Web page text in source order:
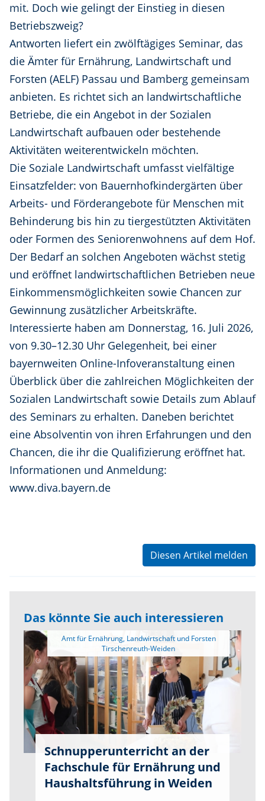
mit. Doch wie gelingt der Einstieg in diesen
Betriebszweig?
Antworten liefert ein zwölftägiges Seminar, das
die Ämter für Ernährung, Landwirtschaft und
Forsten (AELF) Passau und Bamberg gemeinsam
anbieten. Es richtet sich an landwirtschaftliche
Betriebe, die ein Angebot in der Sozialen
Landwirtschaft aufbauen oder bestehende
Aktivitäten weiterentwickeln möchten.
Die Soziale Landwirtschaft umfasst vielfältige
Einsatzfelder: von Bauernhofkindergärten über
Arbeits- und Förderangebote für Menschen mit
Behinderung bis hin zu tiergestützten Aktivitäten
oder Formen des Seniorenwohnens auf dem Hof.
Der Bedarf an solchen Angeboten wächst stetig
und eröffnet landwirtschaftlichen Betrieben neue
Einkommensmöglichkeiten sowie Chancen zur
Gewinnung zusätzlicher Arbeitskräfte.
Interessierte haben am Donnerstag, 16. Juli 2026,
von 9.30–12.30 Uhr Gelegenheit, bei einer
bayernweiten Online-Infoveranstaltung einen
Überblick über die zahlreichen Möglichkeiten der
Sozialen Landwirtschaft sowie Details zum Ablauf
des Seminars zu erhalten. Daneben berichtet
eine Absolventin von ihren Erfahrungen und den
Chancen, die ihr die Qualifizierung eröffnet hat.
Informationen und Anmeldung:
www.diva.bayern.de
Diesen Artikel melden
Das könnte Sie auch interessieren
Schnupperunterricht an der
Fachschule für Ernährung und
Haushaltsführung in Weiden